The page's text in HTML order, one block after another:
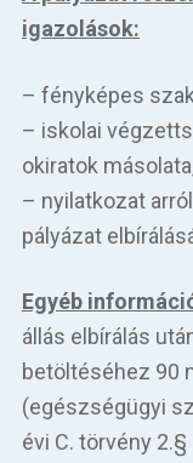
igazolások:
– fényképes
– iskolai
okiratok
– nyilatkozat
pályázat
Egyéb
állás elbírálás
betöltéséhez 90
(egészségügyi
évi C. törvény